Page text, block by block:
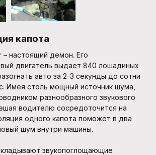
капота
– настоящий демон. Его
двигатель выдает 840 лошадиных
авто за 2-3 секунды до сотни
Имея столь мощный источник шума,
разнообразного звукового
водителю сосредоточится на
одного капота поможет в два
шум внутри машины.
звукопоглощающие